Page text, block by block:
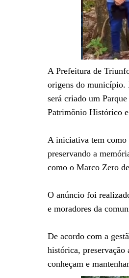
A Prefeitura de
origens do município.
será criado um
Patrimônio Histórico
A iniciativa tem como
preservando a
como o Marco Zero
O anúncio foi
e moradores da
De acordo com a
histórica,
conheçam e